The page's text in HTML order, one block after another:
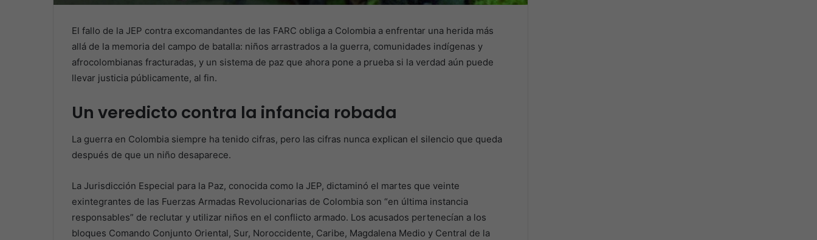
El fallo de la JEP contra excomandantes de las FARC obliga a Colombia a enfrentar una herida más
allá de la memoria del campo de batalla: niños arrastrados a la guerra, comunidades indígenas y
afrocolombianas fracturadas, y un sistema de paz que ahora pone a prueba si la verdad aún puede
llevar justicia públicamente, al fin.
Un veredicto contra la infancia robada
La guerra en Colombia siempre ha tenido cifras, pero las cifras nunca explican el silencio que queda
después de que un niño desaparece.
La Jurisdicción Especial para la Paz, conocida como la JEP, dictaminó el martes que veinte
exintegrantes de las Fuerzas Armadas Revolucionarias de Colombia son “en última instancia
responsables” de reclutar y utilizar niños en el conflicto armado. Los acusados pertenecían a los
bloques Comando Conjunto Oriental, Sur, Noroccidente, Caribe, Magdalena Medio y Central de la